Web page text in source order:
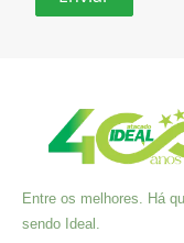
Entre os melhores. Há
sendo Ideal.